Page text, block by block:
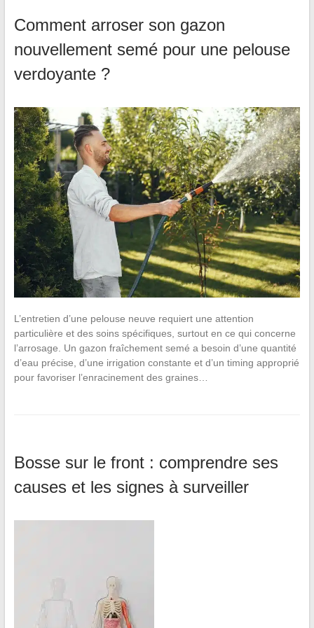
Comment arroser son gazon
nouvellement semé pour une pelouse
verdoyante ?
L’entretien d’une pelouse neuve requiert une attention
particulière et des soins spécifiques, surtout en ce qui concerne
l’arrosage. Un gazon fraîchement semé a besoin d’une quantité
d’eau précise, d’une irrigation constante et d’un timing approprié
pour favoriser l’enracinement des graines…
Bosse sur le front : comprendre ses
causes et les signes à surveiller